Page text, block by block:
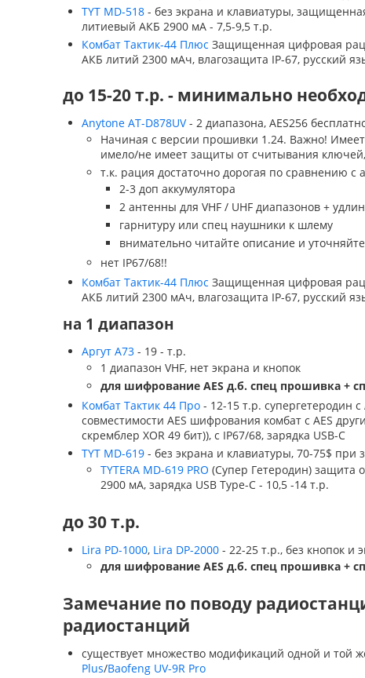
TYT MD-518 - без экрана и клавиатуры,
литиевый АКБ 2900 мА - 7,5-9,5 т.р.
Комбат Тактик-44 Плюс Защищенная цифровая
АКБ литий 2300 мАч, влагозащита IP-67, русский
до 15-20 т.р. - минимально
Anytone AT-D878UV- 2 диапазона, AES256
Начиная с версии прошивки 1.24. Важно!
имело/не имеет защиты от считывания
т.к. рация достаточно дорогая по сравнению
2-3 доп аккумулятора
2 антенны для VHF / UHF диапазонов +
гарнитуру или спец наушники к шлему
внимательно читайте описание и
нет IP67/68!!
Комбат Тактик-44 Плюс Защищенная цифровая
АКБ литий 2300 мАч, влагозащита IP-67, русский
на 1 диапазон
Аргут А73 - 19 - т.р.
1 диапазон VHF, нет экрана и кнопок
для шифрование AES д.б. спец прошивка +
Комбат Тактик 44 Про - 12-15 т.р. супергетеродин
совместимости AES шифрования комбат с AES
скремблер XOR 49 бит)), с IP67/68, зарядка USB-C
TYT MD-619 - без экрана и клавиатуры, 70-75$ при
TYTERA MD-619 PRO (Супер Гетеродин) защита
2900 мА, зарядка USB Type-C - 10,5 -14 т.р.
до 30 т.р.
Lira PD-1000, Lira DP-2000 - 22-25 т.р., без кнопок и
для шифрование AES д.б. спец прошивка +
Замечание по поводу
радиостанций
существует множество модификаций одной и той
Plus/Baofeng UV-9R Pro